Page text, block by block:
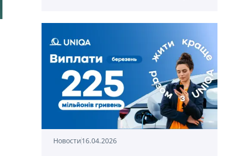
Новости16.04.2026